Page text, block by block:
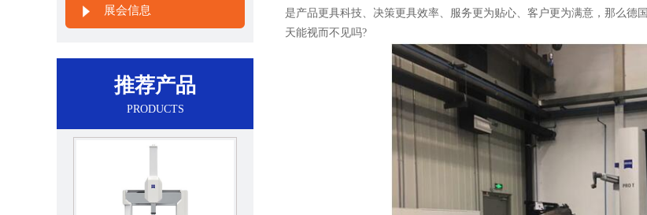
展会信息
推荐产品
PRODUCTS
是产品更具科技、决策更具效率、服务更为贴心、客户更为满意，那么德国
天能视而不见吗?